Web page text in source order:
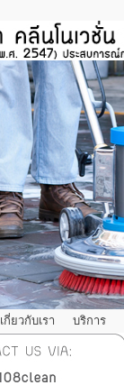
เกี่ยวกับเรา บริการ